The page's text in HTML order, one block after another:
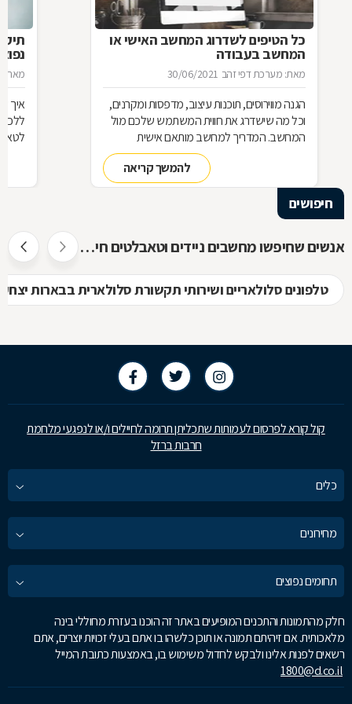
כל הטיפים לשדרוג המחשב האישי או
המחשב בעבודה
מאת: מערכת דפי זהב 30/06/2021
הגנה מווירוסים, תוכנות עיצוב, מדפסות ומקרנים,
וכל מה שישדרג את חווית המשתמש שלכם מול
המחשב. המדריך למחשב מותאם אישית
להמשך קריאה
מאת:
איך
ללכת
חיפושים
אנשים שחיפשו מחשבים ניידים וטאבלטים חיפשו גם
טלפונים סלולאריים ושירותי תקשורת סלולארית בבארות יצחק
קול קורא לפרסום לעמותות שתכליתן תרומה לחיילים ו/או לנפגעי מלחמת
חרבות ברזל
כלים
מחירונים
תחומים נפוצים
חלק מהתמונות והתכנים המופיעים באתר זה הוכנו בעזרת מחוללי בינה
מלאכותית. אם זיהיתם תמונה או תוכן כלשהו בו אתם בעלי זכויות יוצרים, אתם
רשאים לפנות אלינו ולבקש לחדול משימוש בו, באמצעות כתובת המייל
1800@d.co.il